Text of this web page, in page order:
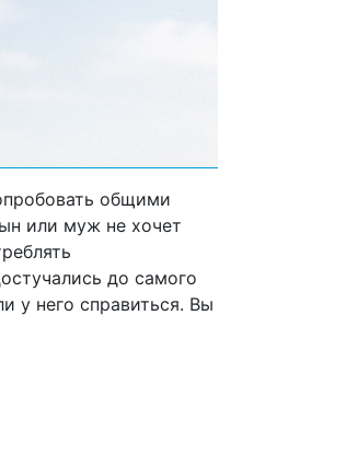
общими
или муж не хочет
до самого
у него справиться. Вы